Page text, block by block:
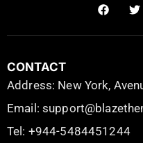
CONTACT
Address: New York,
Email:
Tel: +944-5484451244